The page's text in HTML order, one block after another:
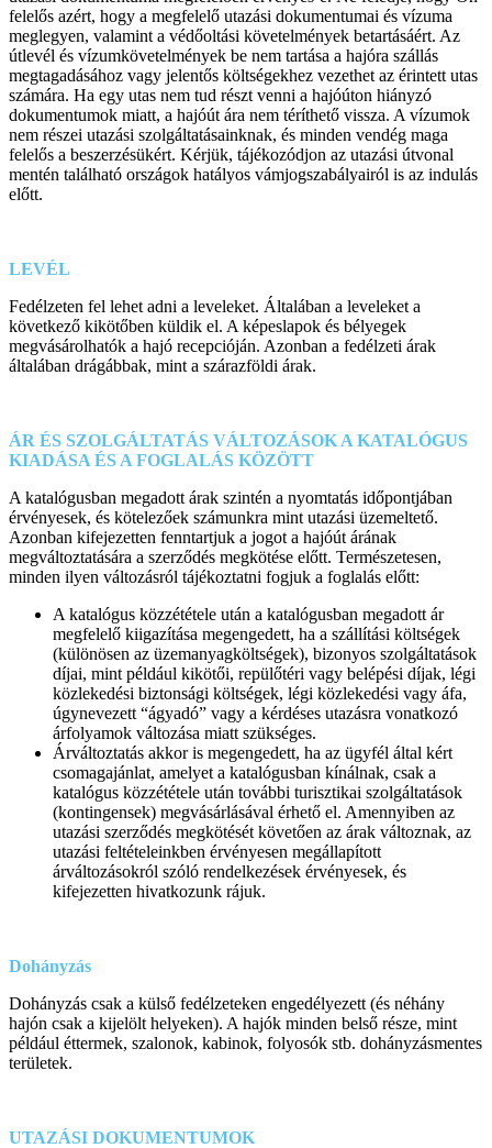
felelős azért, hogy a megfelelő utazási dokumentumai és vízuma
meglegyen, valamint a védőoltási követelmények betartásáért. Az
útlevél és vízumkövetelmények be nem tartása a hajóra szállás
megtagadásához vagy jelentős költségekhez vezethet az érintett utas
számára. Ha egy utas nem tud részt venni a hajóúton hiányzó
dokumentumok miatt, a hajóút ára nem téríthető vissza. A vízumok
nem részei utazási szolgáltatásainknak, és minden vendég maga
felelős a beszerzésükért. Kérjük, tájékozódjon az utazási útvonal
mentén található országok hatályos vámjogszabályairól is az indulás
előtt.
LEVÉL
Fedélzeten fel lehet adni a leveleket. Általában a leveleket a
következő kikötőben küldik el. A képeslapok és bélyegek
megvásárolhatók a hajó recepcióján. Azonban a fedélzeti árak
általában drágábbak, mint a szárazföldi árak.
ÁR ÉS SZOLGÁLTATÁS VÁLTOZÁSOK A KATALÓGUS
KIADÁSA ÉS A FOGLALÁS KÖZÖTT
A katalógusban megadott árak szintén a nyomtatás időpontjában
érvényesek, és kötelezőek számunkra mint utazási üzemeltető.
Azonban kifejezetten fenntartjuk a jogot a hajóút árának
megváltoztatására a szerződés megkötése előtt. Természetesen,
minden ilyen változásról tájékoztatni fogjuk a foglalás előtt:
A katalógus közzététele után a katalógusban megadott ár
megfelelő kiigazítása megengedett, ha a szállítási költségek
(különösen az üzemanyagköltségek), bizonyos szolgáltatások
díjai, mint például kikötői, repülőtéri vagy belépési díjak, légi
közlekedési biztonsági költségek, légi közlekedési vagy áfa,
úgynevezett “ágyadó” vagy a kérdéses utazásra vonatkozó
árfolyamok változása miatt szükséges.
Árváltoztatás akkor is megengedett, ha az ügyfél által kért
csomagajánlat, amelyet a katalógusban kínálnak, csak a
katalógus közzététele után további turisztikai szolgáltatások
(kontingensek) megvásárlásával érhető el. Amennyiben az
utazási szerződés megkötését követően az árak változnak, az
utazási feltételeinkben érvényesen megállapított
árváltozásokról szóló rendelkezések érvényesek, és
kifejezetten hivatkozunk rájuk.
Dohányzás
Dohányzás csak a külső fedélzeteken engedélyezett (és néhány
hajón csak a kijelölt helyeken). A hajók minden belső része, mint
például éttermek, szalonok, kabinok, folyosók stb. dohányzásmentes
területek.
UTAZÁSI DOKUMENTUMOK